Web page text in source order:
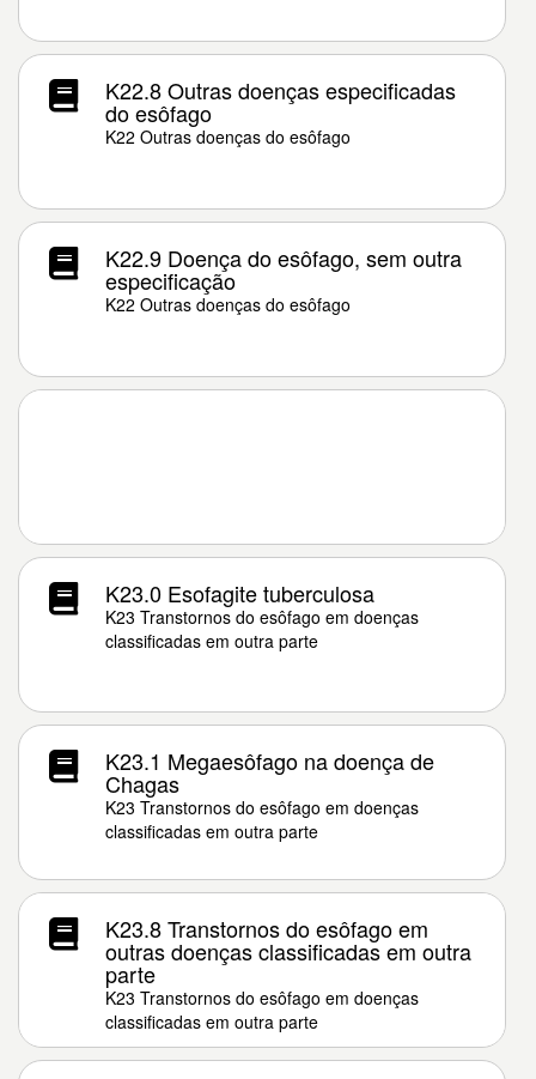
K22.8 Outras doenças especificadas
do esôfago
K22 Outras doenças do esôfago
K22.9 Doença do esôfago, sem outra
especificação
K22 Outras doenças do esôfago
K23.0 Esofagite tuberculosa
K23 Transtornos do esôfago em doenças
classificadas em outra parte
K23.1 Megaesôfago na doença de
Chagas
K23 Transtornos do esôfago em doenças
classificadas em outra parte
K23.8 Transtornos do esôfago em
outras doenças classificadas em outra
parte
K23 Transtornos do esôfago em doenças
classificadas em outra parte